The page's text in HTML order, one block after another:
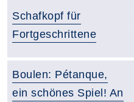
Schafkopf für
Fortgeschrittene
Boulen: Pétanque,
ein schönes Spiel! An